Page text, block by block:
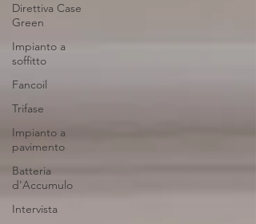
Direttiva Case
Green
Impianto a
soffitto
Fancoil
Trifase
Impianto a
pavimento
Batteria
d'Accumulo
Intervista